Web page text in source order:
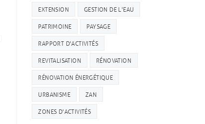
EXTENSION GESTION DE L'EAU
PATRIMOINE PAYSAGE
RAPPORT D'ACTIVITÉS
REVITALISATION RÉNOVATION
RÉNOVATION ÉNERGÉTIQUE
URBANISME ZAN
ZONES D'ACTIVITÉS